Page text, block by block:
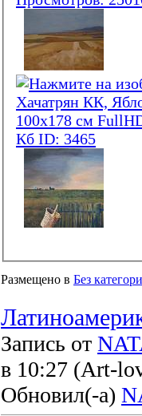
Размещено в Без
Запись от
в 10:27 (Art-
Обновил(-а)